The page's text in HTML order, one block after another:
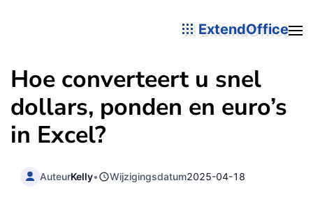
ExtendOffice
Hoe converteert u snel
dollars, ponden en euro’s
in Excel?
AuteurKelly• Wijzigingsdatum2025-04-18